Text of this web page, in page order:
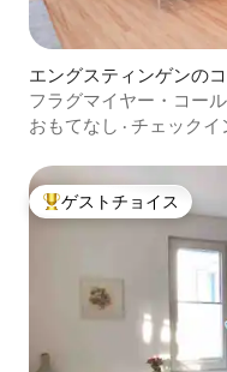
エングスティンゲンの
フラグマイヤー・コー
ネリー
おもてなし · チェックイ
大好評のゲストチョイス
ゲストチョイス